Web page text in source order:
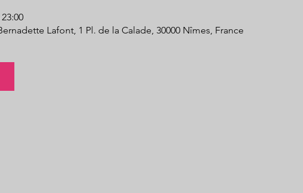
Lafont, 1 Pl. de la Calade, 30000 Nîmes, France